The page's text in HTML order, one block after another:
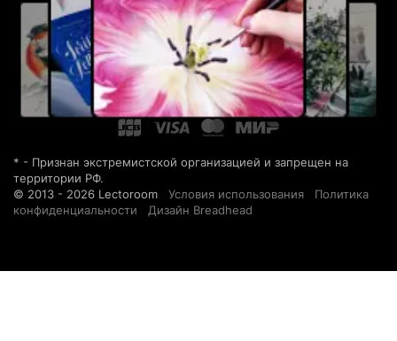
* - Признан экстремистской организацией и запрещен на
территории РФ.
© 2013 - 2026 Lectoroom Условия использования
Политика
конфиденциальности
Дизайн Breadhead